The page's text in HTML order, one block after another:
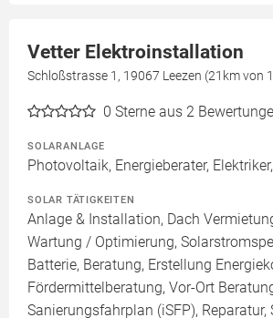
Vetter Elektroinstallation
Schloßstrasse 1, 19067 Leezen (21km von
0 Sterne aus 2
SOLARANLAGE
Photovoltaik, Energieberater,
SOLAR TÄTIGKEITEN
Anlage & Installation, Dach
Wartung / Optimierung,
Batterie, Beratung, Erstellung
Fördermittelberatung, Vor-Ort
Sanierungsfahrplan (iSFP), Reparatur,